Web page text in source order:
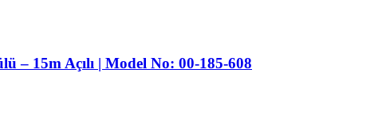
– 15m Açılı | Model No: 00-185-608